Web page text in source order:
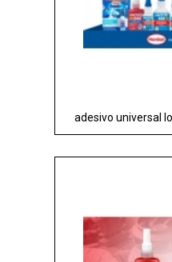
adesivo universal